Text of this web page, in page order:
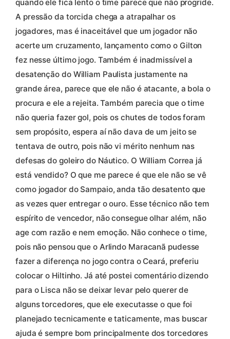
quando ele fica lento o time parece que não progride.
A pressão da torcida chega a atrapalhar os
jogadores, mas é inaceitável que um jogador não
acerte um cruzamento, lançamento como o Gilton
fez nesse último jogo. Também é inadmissível a
desatenção do William Paulista justamente na
grande área, parece que ele não é atacante, a bola o
procura e ele a rejeita. Também parecia que o time
não queria fazer gol, pois os chutes de todos foram
sem propósito, espera aí não dava de um jeito se
tentava de outro, pois não vi mérito nenhum nas
defesas do goleiro do Náutico. O William Correa já
está vendido? O que me parece é que ele não se vê
como jogador do Sampaio, anda tão desatento que
as vezes quer entregar o ouro. Esse técnico não tem
espírito de vencedor, não consegue olhar além, não
age com razão e nem emoção. Não conhece o time,
pois não pensou que o Arlindo Maracanã pudesse
fazer a diferença no jogo contra o Ceará, preferiu
colocar o Hiltinho. Já até postei comentário dizendo
para o Lisca não se deixar levar pelo querer de
alguns torcedores, que ele executasse o que foi
planejado tecnicamente e taticamente, mas buscar
ajuda é sempre bom principalmente dos torcedores